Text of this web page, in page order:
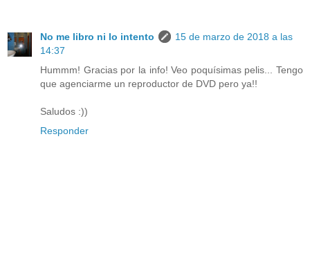
No me libro ni lo intento
15 de marzo de 2018 a las
14:37
Hummm! Gracias por la info! Veo poquísimas pelis... Tengo
que agenciarme un reproductor de DVD pero ya!!
Saludos :))
Responder